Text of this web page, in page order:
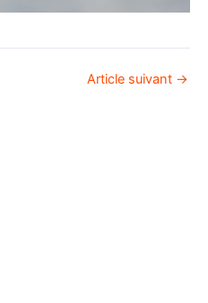
Article suivant →